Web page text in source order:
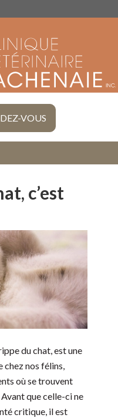
VOUS
c’est
du chat, est une
nos félins,
où se trouvent
que celle-ci ne
critique, il est